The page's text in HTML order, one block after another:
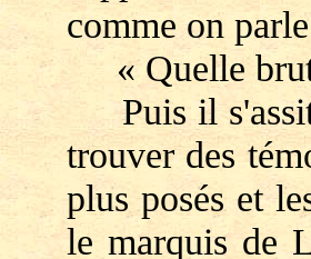
comme on
« Quelle
Puis il s'assit
trouver des
plus posés et
le marquis de